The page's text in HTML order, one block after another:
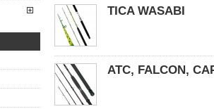
TICA WASABI
ATC, FALCON,